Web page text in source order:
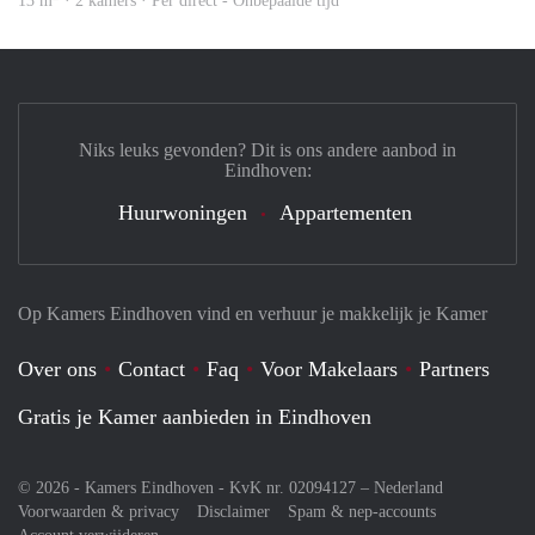
Op Kamers Eindhoven vind en verhuur je makkelijk je Kamer
Over ons Contact Faq Voor Makelaars
Partners
Gratis je Kamer aanbieden in Eindhoven
© 2026 - Kamers Eindhoven - KvK nr. 02094127 – Nederland
Voorwaarden & privacy
Disclaimer
Spam & nep-accounts
Niks leuks gevonden? Dit is ons andere aanbod in
Eindhoven:
Huurwoningen Appartementen